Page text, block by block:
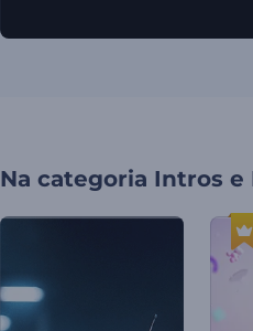
Na categoria Intros e